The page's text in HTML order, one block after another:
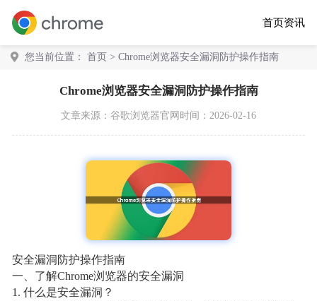
首页资讯
您当前位置： 首页 > Chrome浏览器安全漏洞防护操作指南
Chrome浏览器安全漏洞防护操作指南
文章来源： 谷歌浏览器官网 时间：2026-02-16
安全漏洞防护操作指南
一、了解Chrome浏览器的安全漏洞
1. 什么是安全漏洞？